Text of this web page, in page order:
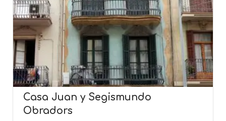
Casa Juan y Segismundo
Obradors